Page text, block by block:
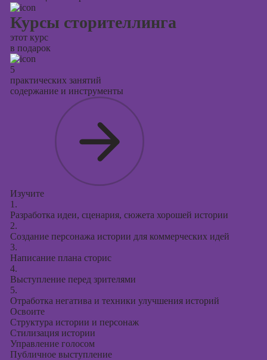
Курсы сторителлинга
этот курс
в подарок
5
практических занятий
содержание и инструменты
Изучите
1.
Разработка идеи, сценария, сюжета хорошей истории
2.
Создание персонажа истории для коммерческих идей
3.
Написание плана сторис
4.
Выступление перед зрителями
5.
Отработка негатива и техники улучшения историй
Освоите
Структура истории и персонаж
Стилизация истории
Управление голосом
Публичное выступление